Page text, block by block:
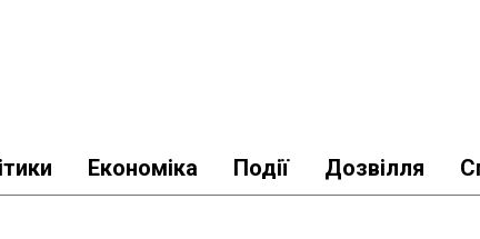
Економіка Події Дозвілля